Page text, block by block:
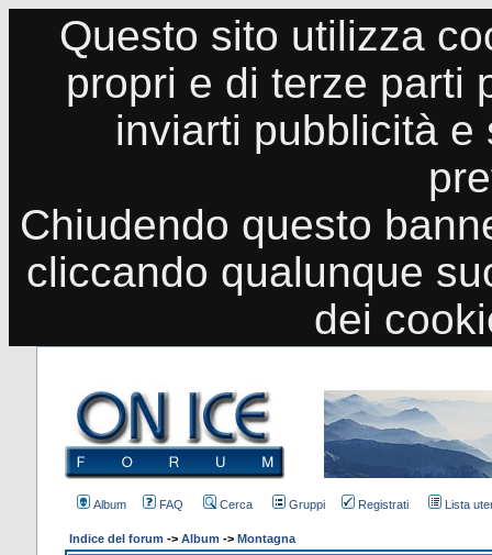
Questo sito utilizza
propri e di terze parti
inviarti pubblicità
Chiudendo questo
cliccando qualunque
dei
Album FAQ Cerca Gruppi Registrati Lista
Indice del forum -> Album -> Montagna